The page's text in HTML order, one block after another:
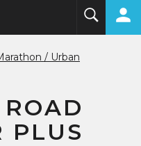
/ Urban
PLUS